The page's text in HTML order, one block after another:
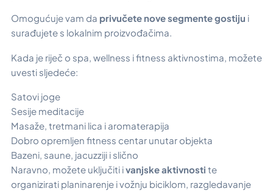
Omogućuje vam da privučete nove segmente gostiju i
surađujete s lokalnim proizvođačima.
Kada je riječ o spa, wellness i fitness aktivnostima, možete
uvesti sljedeće:
Satovi joge
Sesije meditacije
Masaže, tretmani lica i aromaterapija
Dobro opremljen fitness centar unutar objekta
Bazeni, saune, jacuzziji i slično
Naravno, možete uključiti ivanjske aktivnosti te
organizirati planinarenje i vožnju biciklom, razgledavanje